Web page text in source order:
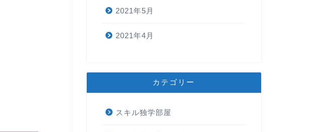
2021年5月
2021年4月
カテゴリー
スキル独学部屋